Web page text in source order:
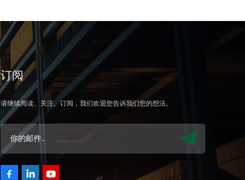
订阅
请继续阅读、关注、订阅，我们欢迎您告诉我们您的想法。